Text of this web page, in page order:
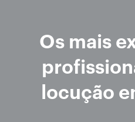
Os mais
locução